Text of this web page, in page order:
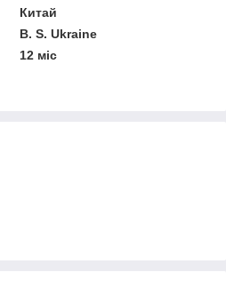
Китай
B. S. Ukraine
12 міс